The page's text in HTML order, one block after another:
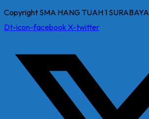
Copyright SMA HANG TUAH 1 SURABAYA
Dt-icon-facebook X-twitter